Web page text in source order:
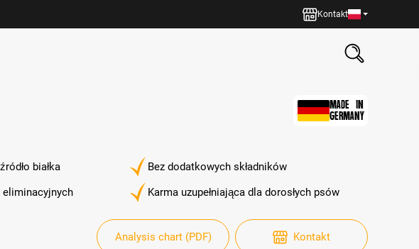
Kontakt
MADE IN
GERMANY
białka
Bez dodatkowych składników
eliminacyjnych
Karma uzupełniająca dla dorosłych psów
Analysis chart (PDF) Kontakt